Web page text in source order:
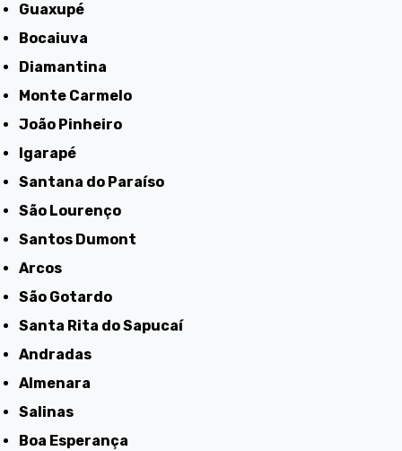
Guaxupé
Bocaiuva
Diamantina
Monte Carmelo
João Pinheiro
Igarapé
Santana do Paraíso
São Lourenço
Santos Dumont
Arcos
São Gotardo
Santa Rita do Sapucaí
Andradas
Almenara
Salinas
Boa Esperança